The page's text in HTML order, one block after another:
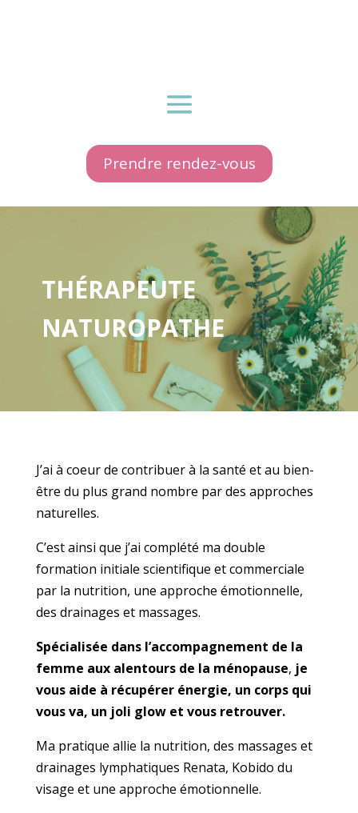
Prendre rendez-vous
THÉRAPEUTE
NATUROPATHE
J’ai à coeur de contribuer à la santé et au bien-
être du plus grand nombre par des approches
naturelles.
C’est ainsi que j’ai complété ma double
formation initiale scientifique et commerciale
par la nutrition, une approche émotionnelle,
des drainages et massages.
Spécialisée dans l’accompagnement de la
femme aux alentours de la ménopause, je
vous aide à récupérer énergie, un corps qui
vous va, un joli glow et vous retrouver.
Ma pratique allie la nutrition, des massages et
drainages lymphatiques Renata, Kobido du
visage et une approche émotionnelle.